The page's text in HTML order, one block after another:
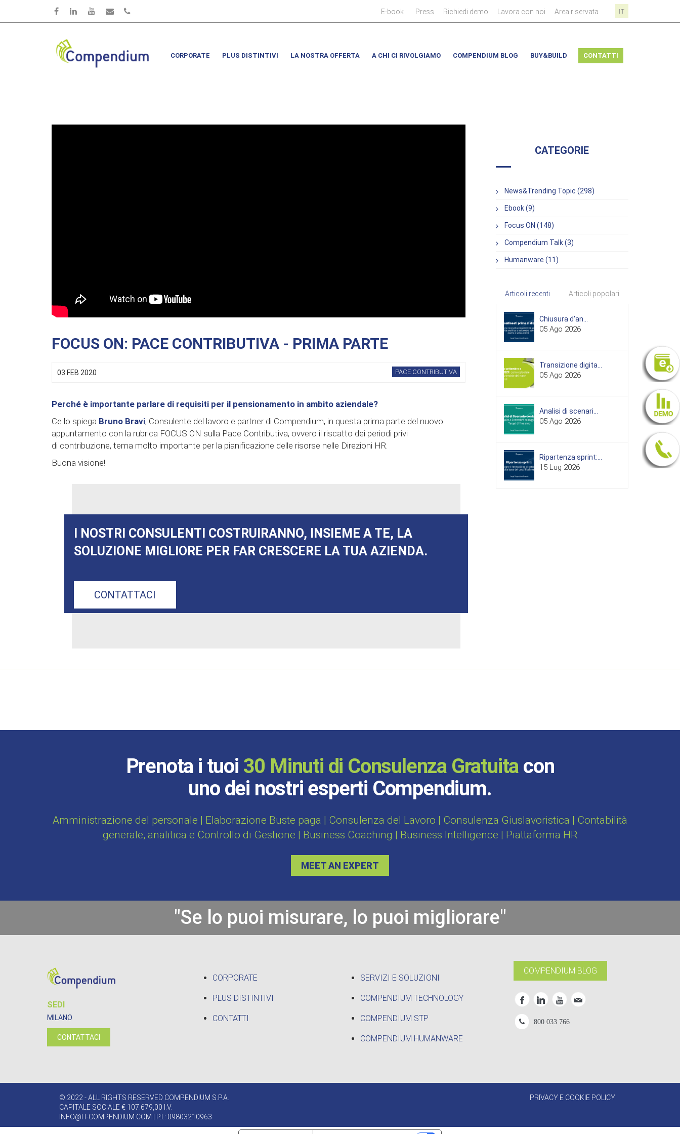
E-book
Press Richiedi demo Lavora con noi Area riservata IT
CORPORATE PLUS DISTINTIVI LA NOSTRA OFFERTA A CHI CI RIVOLGIAMO COMPENDIUM BLOG BUY&BUILD CONTATTI
FOCUS ON: PACE CONTRIBUTIVA - PRIMA PARTE
03 FEB 2020 PACE CONTRIBUTIVA
Perché è importante parlare di requisiti per il pensionamento in ambito aziendale?
Ce lo spiega Bruno Bravi, Consulente del lavoro e partner di Compendium, in questa prima parte del nuovo
appuntamento con la rubrica FOCUS ON sulla Pace Contributiva, ovvero il riscatto dei periodi privi
di contribuzione, tema molto importante per la pianificazione delle risorse nelle Direzioni HR.
Buona visione!
I NOSTRI CONSULENTI COSTRUIRANNO, INSIEME A TE, LA
SOLUZIONE MIGLIORE PER FAR CRESCERE LA TUA AZIENDA.
CONTATTACI
CATEGORIE
News&Trending Topic (298)
Ebook (9)
Focus ON (148)
Compendium Talk (3)
Humanware (11)
Articoli recenti Articoli popolari
Chiusura d'an...
05 Ago 2026
Transizione digita...
05 Ago 2026
Analisi di scenari...
05 Ago 2026
Ripartenza sprint:...
15 Lug 2026
Prenota i tuoi 30 Minuti di Consulenza Gratuita con
uno dei nostri esperti Compendium.
Amministrazione del personale | Elaborazione Buste paga | Consulenza del Lavoro | Consulenza Giuslavoristica | Contabilità
generale, analitica e Controllo di Gestione | Business Coaching | Business Intelligence | Piattaforma HR
MEET AN EXPERT
"Se lo puoi misurare, lo puoi migliorare"
SEDI
MILANO
CONTATTACI
CORPORATE
PLUS DISTINTIVI
CONTATTI
SERVIZI E SOLUZIONI
COMPENDIUM TECHNOLOGY
COMPENDIUM STP
COMPENDIUM HUMANWARE
COMPENDIUM BLOG
800 033 766
© 2022 - ALL RIGHTS RESERVED COMPENDIUM S.P.A.
CAPITALE SOCIALE € 107.679,00 I.V.
INFO@IT-COMPENDIUM.COM
| P.I.: 09803210963
PRIVACY E COOKIE POLICY